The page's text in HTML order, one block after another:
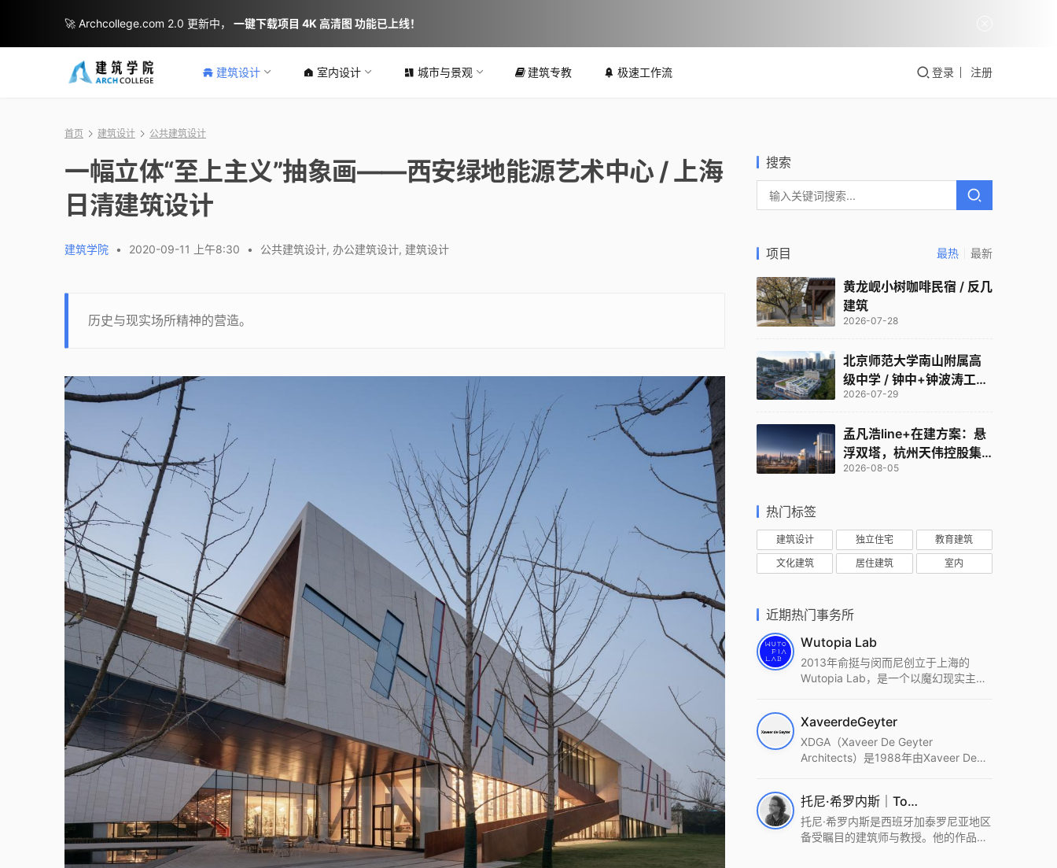
建筑设计 室内设计 城市与景观 建筑专教 极速工作流 登录 注册
首页 建筑设计 公共建筑设计
一幅立体“至上主义”抽象画——西安绿地能源艺术中心 / 上海
日清建筑设计
建筑学院 • 2020-09-11 上午8:30 • 公共建筑设计, 办公建筑设计, 建筑设计
历史与现实场所精神的营造。
搜索
项目 最热 最新
黄龙岘小树咖啡民宿 / 反几
建筑
2026-07-28
北京师范大学南山附属高
级中学 / 钟中+钟波涛工作
室
2026-07-29
孟凡浩line+在建方案：悬
浮双塔，杭州天伟控股集
团总部
2026-08-05
热门标签
建筑设计 独立住宅 教育建筑
文化建筑 居住建筑 室内
近期热门事务所
Wutopia Lab
2013年俞挺与闵而尼创立于上海的
Wutopia Lab，是一个以魔幻现实主
统这种新的思维范式为基础，以上海性
和生活性为介入设计的原点，以建筑为
工具，从而推动建筑学和社会学进步。
2022 DFA中获Merit,2021 Architizer
A+ Firm Awards中获Special
Mention：Best Young Firm，2020 IF
XaveerdeGeyter
XDGA（Xaveer De Geyter
Architects）是1988年由Xaveer De
进的设计方法、多元的专业团队和国际
化的作品著称，曾获密斯·凡·德罗奖、
Bigmat奖等多项重要奖项。XDGA主张
托尼·希罗内斯｜Toni Gironès
托尼·希罗内斯是西班牙加泰罗尼亚地区
备受瞩目的建筑师与教授。他的作品深
🚀 Archcollege.com 2.0 更新中， 一键下载项目 4K 高清图 功能已上线！